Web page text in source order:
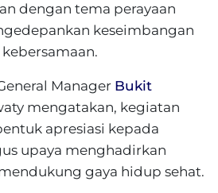
dengan tema perayaan
keseimbangan
Manager Bukit
mengatakan, kegiatan
apresiasi kepada
upaya menghadirkan
gaya hidup sehat.